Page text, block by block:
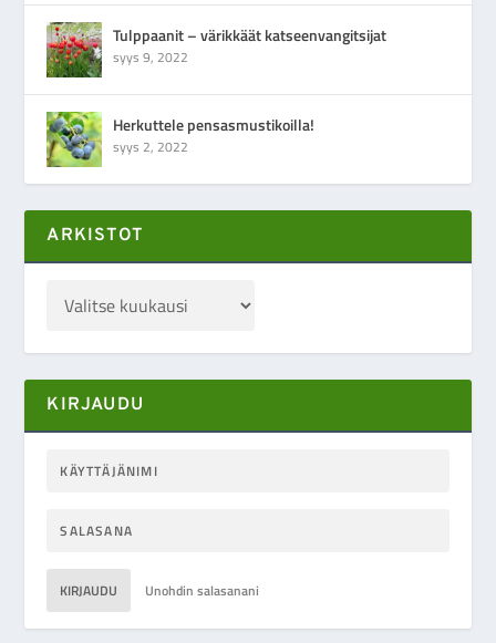
Tulppaanit – värikkäät katseenvangitsijat
syys 9, 2022
Herkuttele pensasmustikoilla!
syys 2, 2022
ARKISTOT
KIRJAUDU
KIRJAUDU Unohdin salasanani